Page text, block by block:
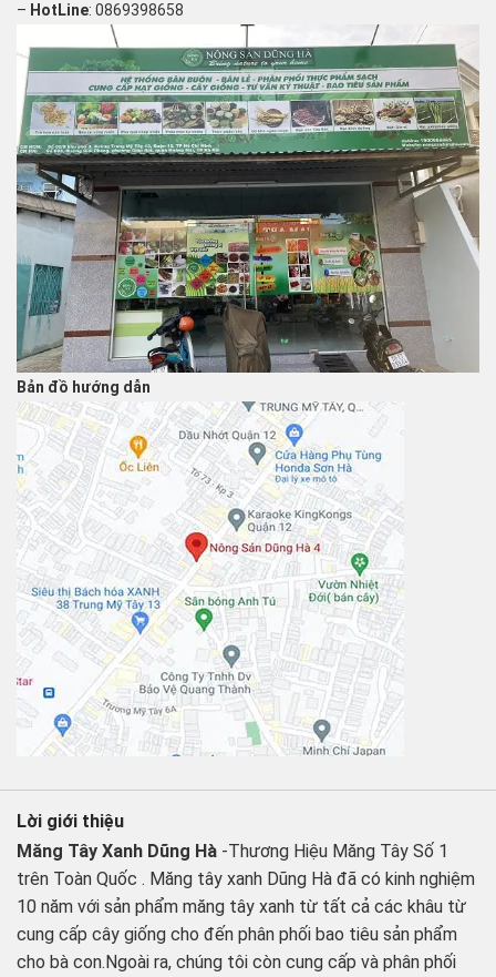
– HotLine: 0869398658
Bản đồ hướng dẫn
Lời giới thiệu
Măng Tây Xanh Dũng Hà -Thương Hiệu Măng Tây Số 1
trên Toàn Quốc . Măng tây xanh Dũng Hà đã có kinh nghiệm
10 năm với sản phẩm măng tây xanh từ tất cả các khâu từ
cung cấp cây giống cho đến phân phối bao tiêu sản phẩm
cho bà con.Ngoài ra, chúng tôi còn cung cấp và phân phối